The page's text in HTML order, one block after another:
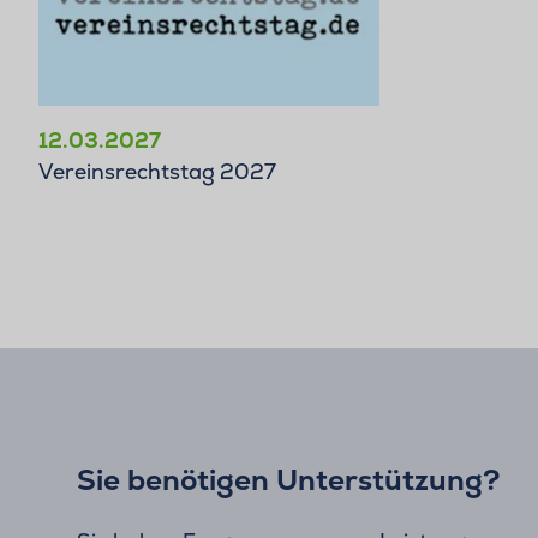
12.03.2027
Vereinsrechtstag 2027
Sie benötigen Unterstützung?